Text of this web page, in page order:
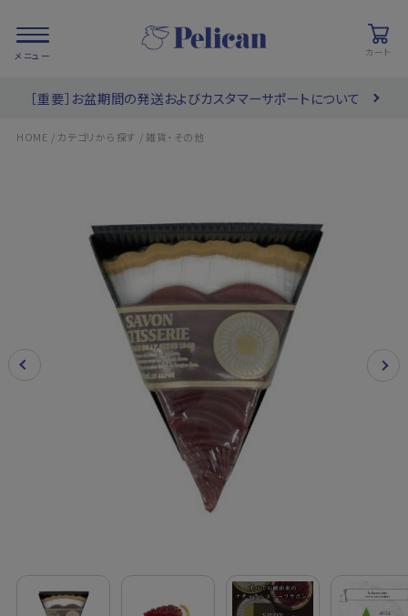
カート
PRODUCTS / 商品を探す
COLLECTIONS/ ブランド一覧
［重要］お盆期間の発送およびカスタマーサポートについて
HOME / カテゴリから探す / 雑貨・その他